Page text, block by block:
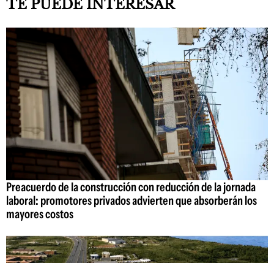
TE PUEDE INTERESAR
Preacuerdo de la construcción con reducción de la jornada
laboral: promotores privados advierten que absorberán los
mayores costos